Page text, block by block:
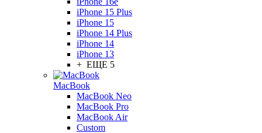
iPhone 15 Plus
iPhone 15
iPhone 14 Plus
iPhone 14
iPhone 13
+ ЕЩЕ 5
MacBook
MacBook Neo
MacBook Pro
MacBook Air
Custom